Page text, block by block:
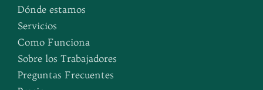
Dónde estamos
Servicios
Como Funciona
Sobre los Trabajadores
Preguntas Frecuentes